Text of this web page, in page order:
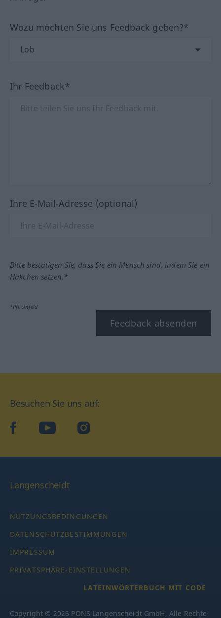
Wozu möchten Sie uns Feedback geben?*
Ihr Feedback*
Ihre E-Mail-Adresse (optional)
Bitte bestätigen Sie, dass Sie ein Mensch sind, indem Sie ein
Häkchen setzen.*
*Pflichtfeld
Feedback absenden
Besuchen Sie uns auf:
facebookYouTube Instagram
Langenscheidt
NUTZUNGSBEDINGUNGEN
DATENSCHUTZBESTIMMUNGEN
IMPRESSUM
PRIVATSPHÄRE-EINSTELLUNGEN
LATEINWÖRTERBUCH MIT CODE
Copyright © 2026 PONS Langenscheidt GmbH, Alle Rechte